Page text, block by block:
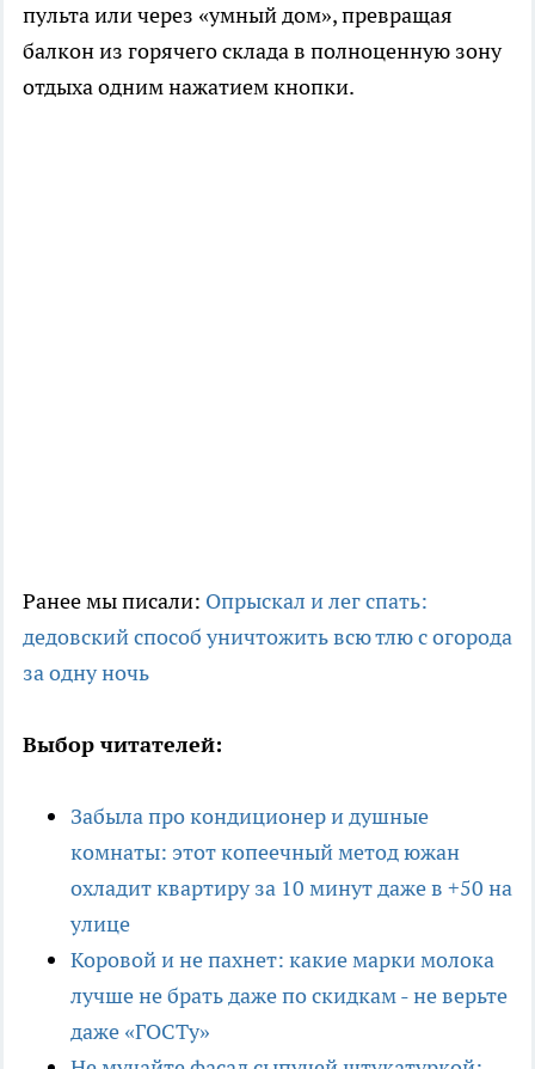
пульта или через «умный дом», превращая
балкон из горячего склада в полноценную зону
отдыха одним нажатием кнопки.
Ранее мы писали: Опрыскал и лег спать:
дедовский способ уничтожить всю тлю с огорода
за одну ночь
Выбор читателей:
Забыла про кондиционер и душные
комнаты: этот копеечный метод южан
охладит квартиру за 10 минут даже в +50 на
улице
Коровой и не пахнет: какие марки молока
лучше не брать даже по скидкам - не верьте
даже «ГОСТу»